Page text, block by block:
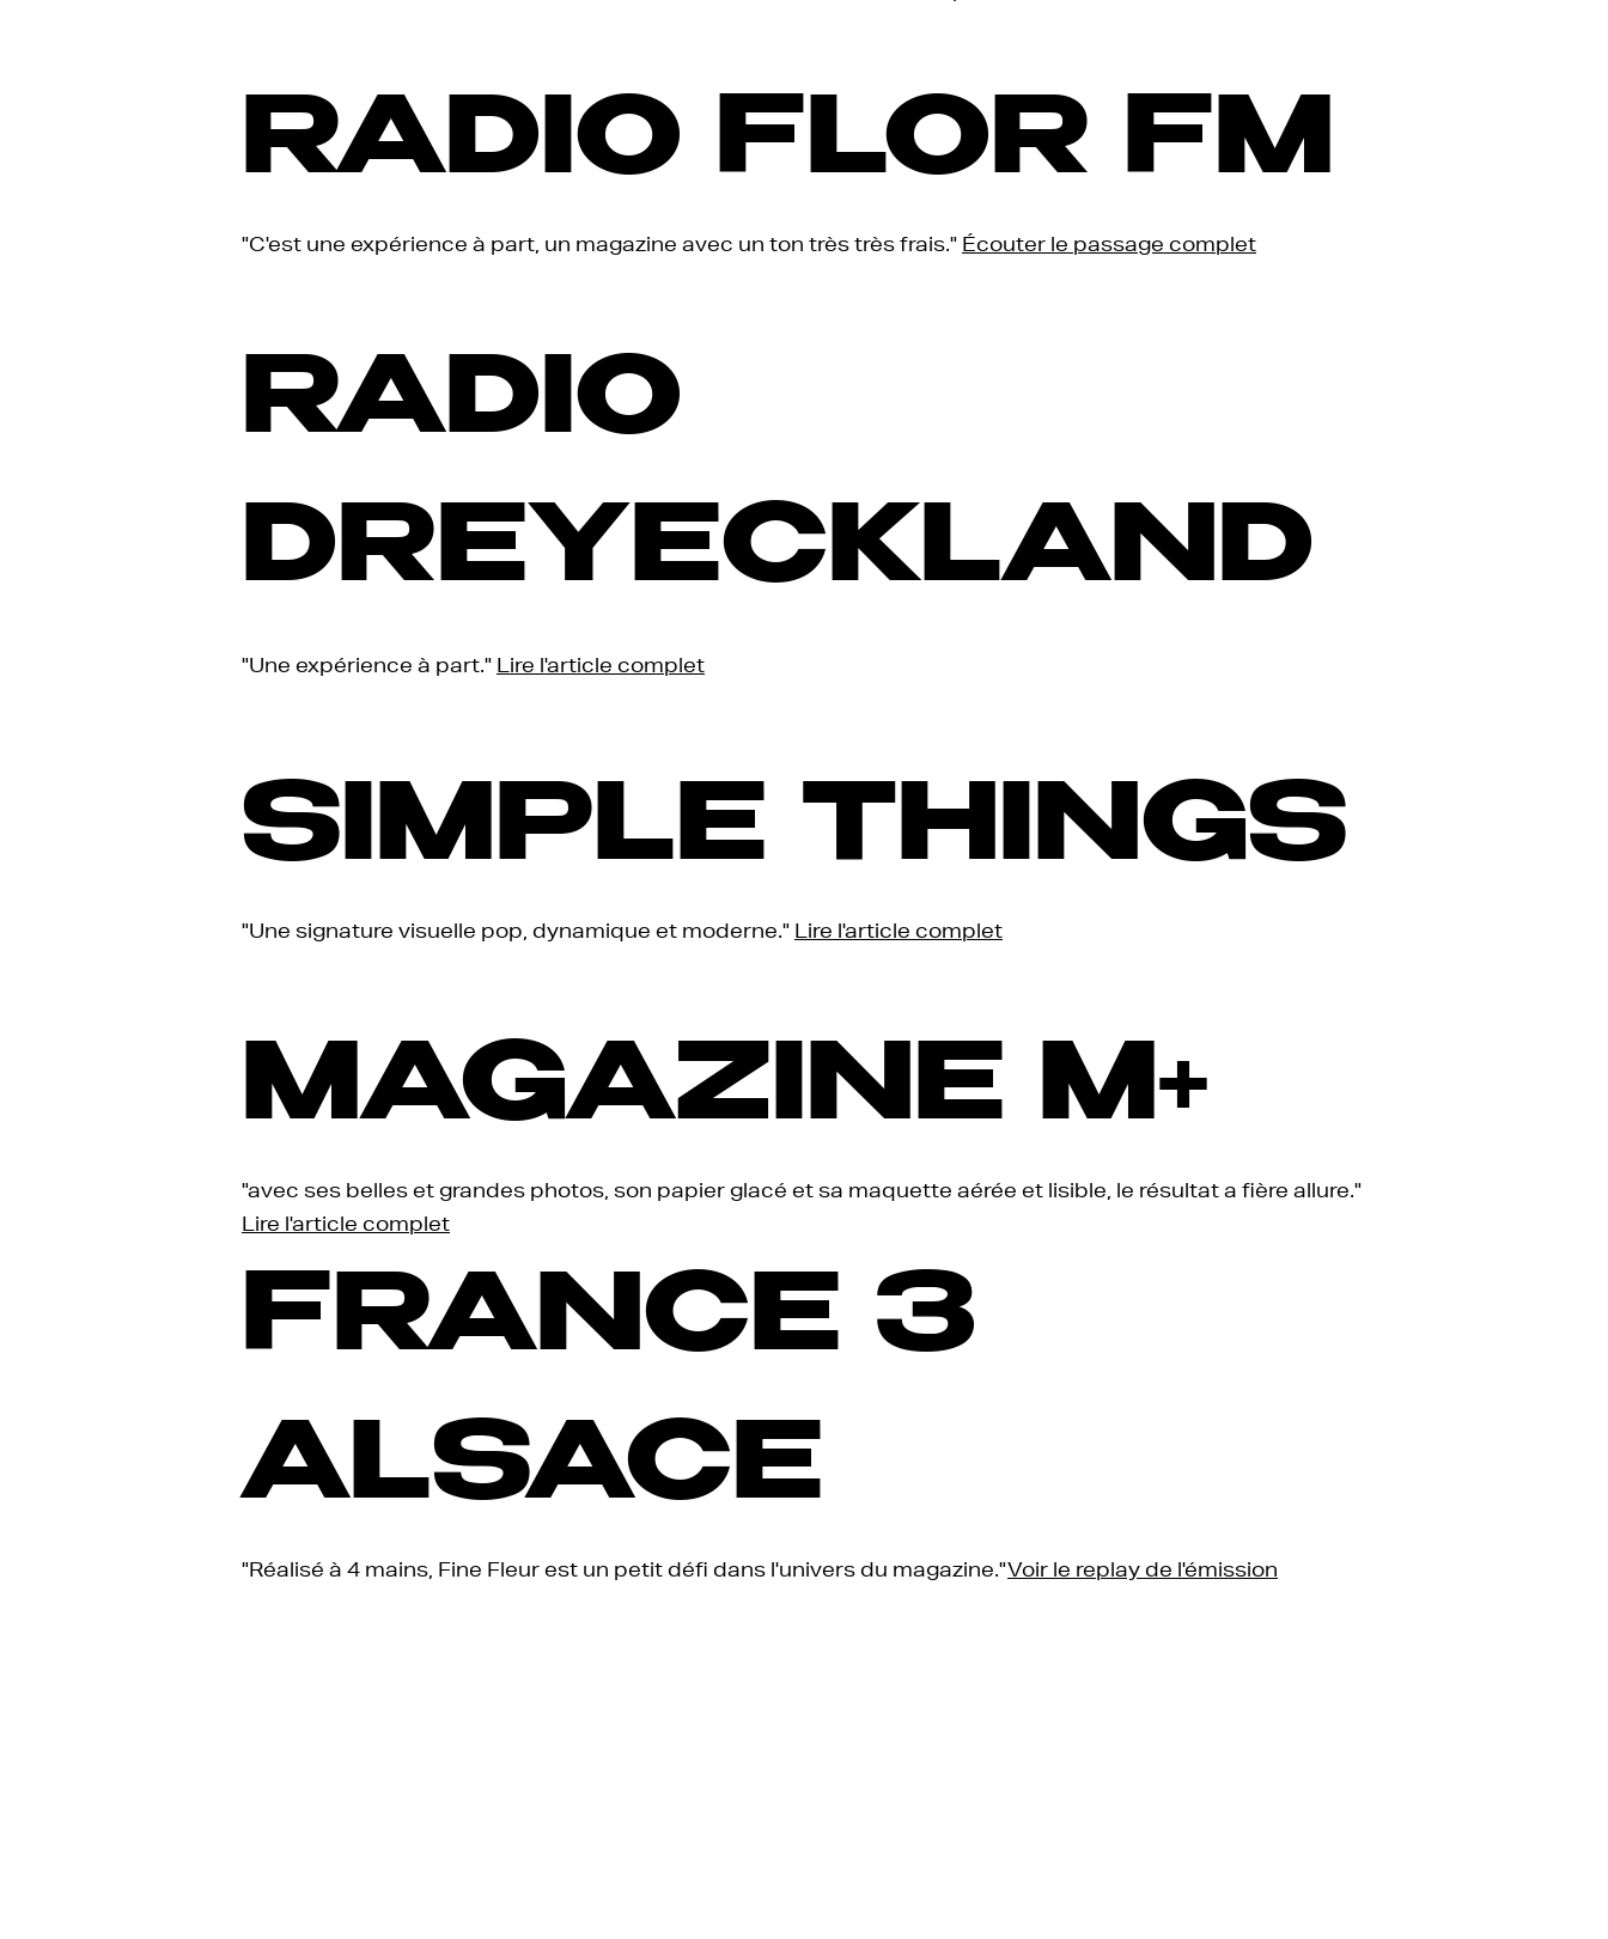
RADIO FLOR FM
"C'est une expérience à part, un magazine avec un ton très très frais." Écouter le passage complet
RADIO
DREYECKLAND
"Une expérience à part." Lire l'article complet
SIMPLE THINGS
"Une signature visuelle pop, dynamique et moderne." Lire l'article complet
MAGAZINE M+
"avec ses belles et grandes photos, son papier glacé et sa maquette aérée et lisible, le résultat a fière allure."
Lire l'article complet
FRANCE 3
ALSACE
"Réalisé à 4 mains, Fine Fleur est un petit défi dans l'univers du magazine."Voir le replay de l'émission